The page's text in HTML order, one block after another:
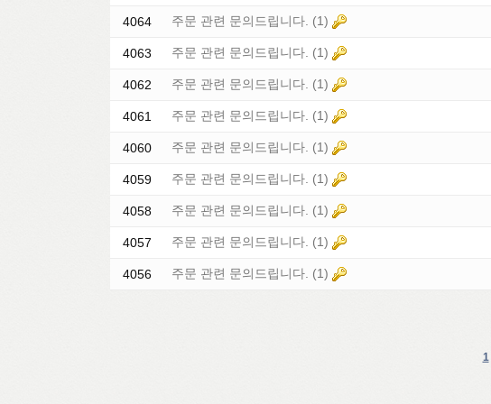
4064 주문 관련 문의드립니다. (1)
4063 주문 관련 문의드립니다. (1)
4062 주문 관련 문의드립니다. (1)
4061 주문 관련 문의드립니다. (1)
4060 주문 관련 문의드립니다. (1)
4059 주문 관련 문의드립니다. (1)
4058 주문 관련 문의드립니다. (1)
4057 주문 관련 문의드립니다. (1)
4056 주문 관련 문의드립니다. (1)
1